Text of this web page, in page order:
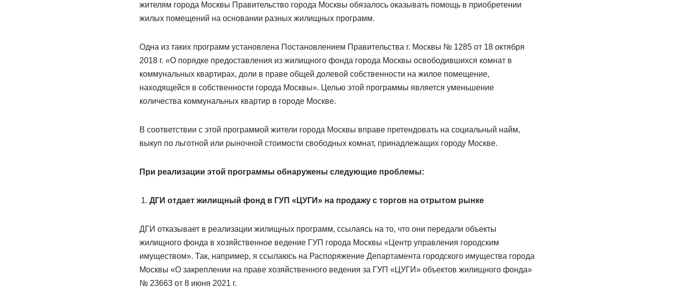
жителям города Москвы Правительство города Москвы обязалось оказывать помощь в приобретении
жилых помещений на основании разных жилищных программ.
Одна из таких программ установлена Постановлением Правительства г. Москвы № 1285 от 18 октября
2018 г. «О порядке предоставления из жилищного фонда города Москвы освободившихся комнат в
коммунальных квартирах, доли в праве общей долевой собственности на жилое помещение,
находящейся в собственности города Москвы». Целью этой программы является уменьшение
количества коммунальных квартир в городе Москве.
В соответствии с этой программой жители города Москвы вправе претендовать на социальный найм,
выкуп по льготной или рыночной стоимости свободных комнат, принадлежащих городу Москве.
При реализации этой программы обнаружены следующие проблемы:
ДГИ отдает жилищный фонд в ГУП «ЦУГИ» на продажу с торгов на отрытом рынке
ДГИ отказывает в реализации жилищных программ, ссылаясь на то, что они передали объекты
жилищного фонда в хозяйственное ведение ГУП города Москвы «Центр управления городским
имуществом». Так, например, я ссылаюсь на Распоряжение Департамента городского имущества города
Москвы «О закреплении на праве хозяйственного ведения за ГУП «ЦУГИ» объектов жилищного фонда»
№ 23663 от 8 июня 2021 г.